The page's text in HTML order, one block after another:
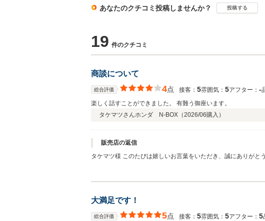
あなたのクチコミ投稿しませんか？ 投稿する
19 件のクチコミ
商談について
総合評価 4点 接客： 5雰囲気： 5アフター： ‐
楽しく話すことができました。 有難う御座います。
タケマツさんホンダ N-BOX（2026/06購入）
販売店の返信
タケマツ様 このたびは嬉しいお言葉をいただき、誠にありがとうございます。 私どもも楽しい時間をご一緒でき、大変嬉しく思っております。 今後も安心して何でもご相談いただ
大満足です！
総合評価 5点 接客： 5雰囲気： 5アフター： 5